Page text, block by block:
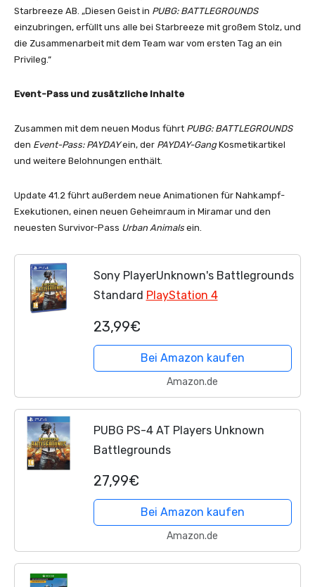
Starbreeze AB. „Diesen Geist in PUBG: BATTLEGROUNDS
einzubringen, erfüllt uns alle bei Starbreeze mit großem Stolz, und
die Zusammenarbeit mit dem Team war vom ersten Tag an ein
Privileg.“
Event-Pass und zusätzliche Inhalte
Zusammen mit dem neuen Modus führt PUBG: BATTLEGROUNDS
den Event-Pass: PAYDAYein, der PAYDAY-GangKosmetikartikel
und weitere Belohnungen enthält.
Update 41.2 führt außerdem neue Animationen für Nahkampf-
Exekutionen, einen neuen Geheimraum in Miramar und den
neuesten Survivor-Pass Urban Animals ein.
Sony PlayerUnknown's Battlegrounds
Standard PlayStation 4
23,99€
Bei Amazon kaufen
Amazon.de
PUBG PS-4 AT Players Unknown
Battlegrounds
27,99€
Bei Amazon kaufen
Amazon.de